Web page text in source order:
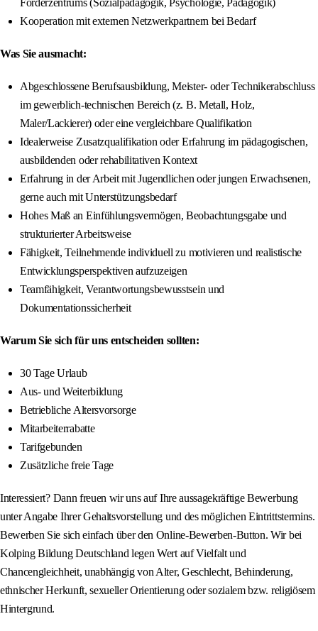
Förderzentrums (Sozialpädagogik, Psychologie, Pädagogik)
Kooperation mit externen Netzwerkpartnern bei Bedarf
Was Sie ausmacht:
Abgeschlossene Berufsausbildung, Meister- oder Technikerabschluss
im gewerblich-technischen Bereich (z. B. Metall, Holz,
Maler/Lackierer) oder eine vergleichbare Qualifikation
Idealerweise Zusatzqualifikation oder Erfahrung im pädagogischen,
ausbildenden oder rehabilitativen Kontext
Erfahrung in der Arbeit mit Jugendlichen oder jungen Erwachsenen,
gerne auch mit Unterstützungsbedarf
Hohes Maß an Einfühlungsvermögen, Beobachtungsgabe und
strukturierter Arbeitsweise
Fähigkeit, Teilnehmende individuell zu motivieren und realistische
Entwicklungsperspektiven aufzuzeigen
Teamfähigkeit, Verantwortungsbewusstsein und
Dokumentationssicherheit
Warum Sie sich für uns entscheiden sollten:
30 Tage Urlaub
Aus- und Weiterbildung
Betriebliche Altersvorsorge
Mitarbeiterrabatte
Tarifgebunden
Zusätzliche freie Tage
Interessiert? Dann freuen wir uns auf Ihre aussagekräftige Bewerbung
unter Angabe Ihrer Gehaltsvorstellung und des möglichen Eintrittstermins.
Bewerben Sie sich einfach über den Online-Bewerben-Button. Wir bei
Kolping Bildung Deutschland legen Wert auf Vielfalt und
Chancengleichheit, unabhängig von Alter, Geschlecht, Behinderung,
ethnischer Herkunft, sexueller Orientierung oder sozialem bzw. religiösem
Hintergrund.